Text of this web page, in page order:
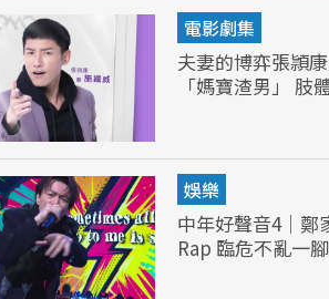
電影劇集
夫妻的博弈張頴
「媽寶渣男」 肢
娛樂
中年好聲音4｜鄭
Rap 臨危不亂一